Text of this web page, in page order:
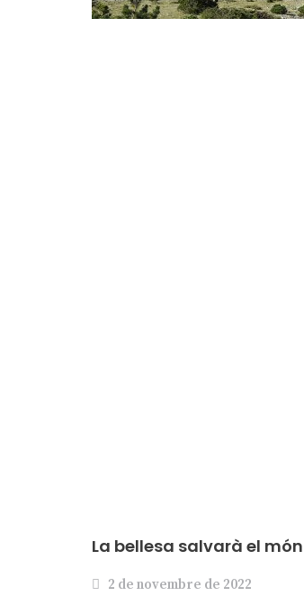
La bellesa salvarà el món
2 de novembre de 2022